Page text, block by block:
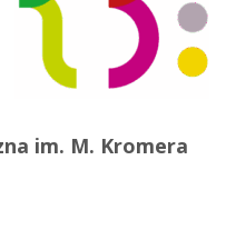
im. M. Kromera